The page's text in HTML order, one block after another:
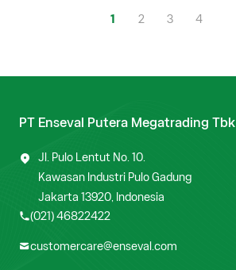
1 2 3 4
PT Enseval Putera Megatrading Tbk
Jl. Pulo Lentut No. 10.
Kawasan Industri Pulo Gadung
Jakarta 13920, Indonesia
(021) 46822422
customercare@enseval.com